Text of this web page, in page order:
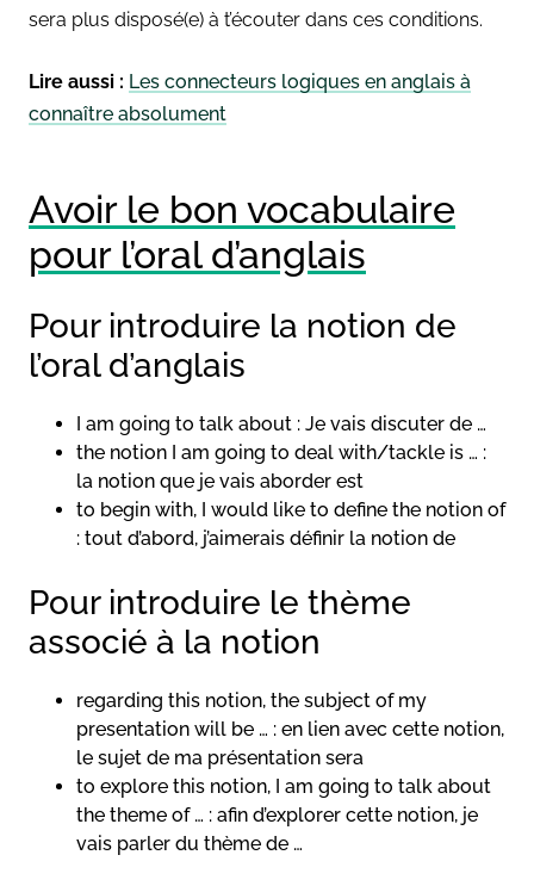
sera plus disposé(e) à t’écouter dans ces conditions.
Lire aussi : Les connecteurs logiques en anglais à
connaître absolument
Avoir le bon vocabulaire
pour l’oral d’anglais
Pour introduire la notion de
l’oral d’anglais
I am going to talk about : Je vais discuter de …
the notion I am going to deal with/tackle is … :
la notion que je vais aborder est
to begin with, I would like to define the notion of
: tout d’abord, j’aimerais définir la notion de
Pour introduire le thème
associé à la notion
regarding this notion, the subject of my
presentation will be … : en lien avec cette notion,
le sujet de ma présentation sera
to explore this notion, I am going to talk about
the theme of … : afin d’explorer cette notion, je
vais parler du thème de …